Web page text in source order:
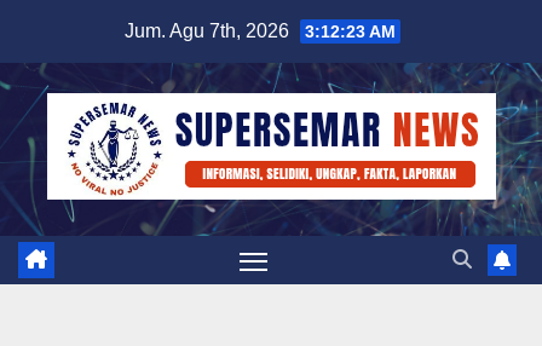
content
Jum. Agu 7th, 2026 3:12:24 AM